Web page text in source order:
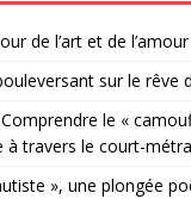
de l’art et de l’amour
sur le rêve
le «
à travers le court-
», une plongée